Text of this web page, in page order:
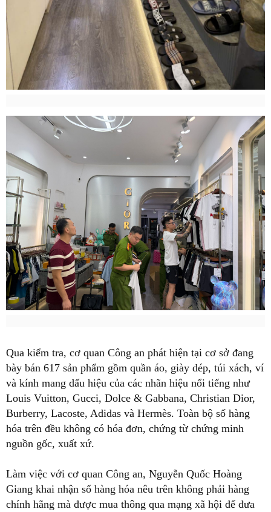
Qua kiểm tra, cơ quan Công an phát hiện tại cơ sở đang
bày bán 617 sản phẩm gồm quần áo, giày dép, túi xách, ví
và kính mang dấu hiệu của các nhãn hiệu nổi tiếng như
Louis Vuitton, Gucci, Dolce & Gabbana, Christian Dior,
Burberry, Lacoste, Adidas và Hermès. Toàn bộ số hàng
hóa trên đều không có hóa đơn, chứng từ chứng minh
nguồn gốc, xuất xứ.
Làm việc với cơ quan Công an, Nguyễn Quốc Hoàng
Giang khai nhận số hàng hóa nêu trên không phải hàng
chính hãng mà được mua thông qua mạng xã hội để đưa